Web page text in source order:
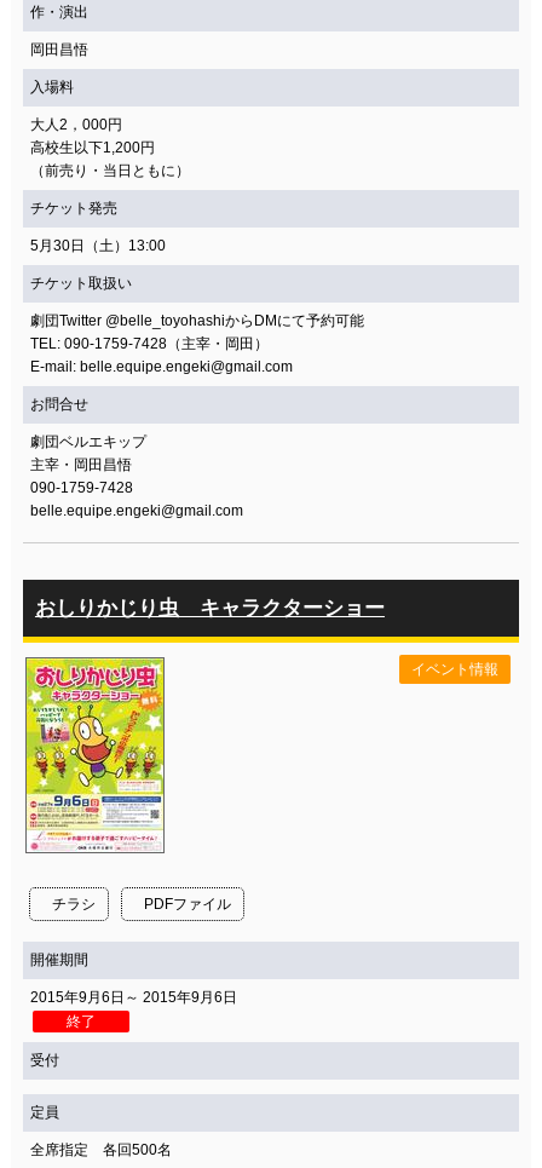
作・演出
岡田昌悟
入場料
大人2，000円
高校生以下1,200円
（前売り・当日ともに）
チケット発売
5月30日（土）13:00
チケット取扱い
劇団Twitter @belle_toyohashiからDMにて予約可能
TEL: 090-1759-7428（主宰・岡田）
E-mail: belle.equipe.engeki@gmail.com
お問合せ
劇団ベルエキップ
主宰・岡田昌悟
090-1759-7428
belle.equipe.engeki@gmail.com
おしりかじり虫 キャラクターショー
チラシ PDFファイル
イベント情報
開催期間
2015年9月6日～ 2015年9月6日
終了
受付
定員
全席指定 各回500名